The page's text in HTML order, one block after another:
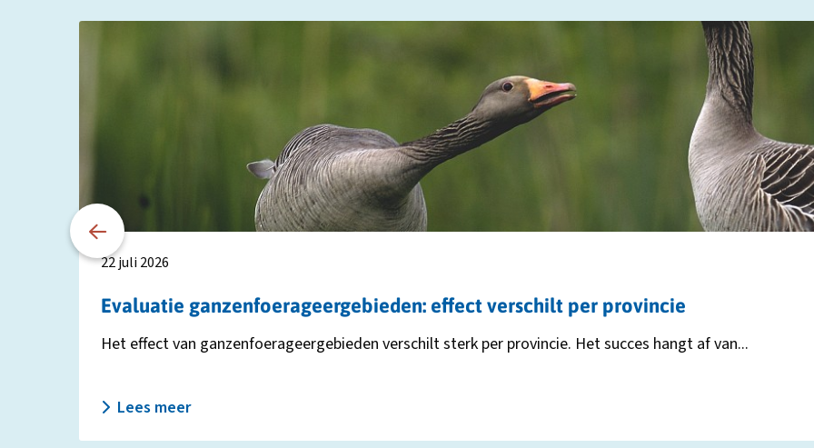
een
Evaluatie ganzenfoerageergebieden: effect verschilt per provincie
22 juli 2026
Het effect van ganzenfoerageergebieden verschilt sterk per provincie. Het succes hangt af van...
Lees meer
provincie